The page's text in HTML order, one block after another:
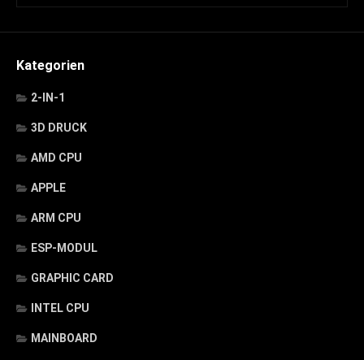
Kategorien
2-IN-1
3D DRUCK
AMD CPU
APPLE
ARM CPU
ESP-MODUL
GRAPHIC CARD
INTEL CPU
MAINBOARD